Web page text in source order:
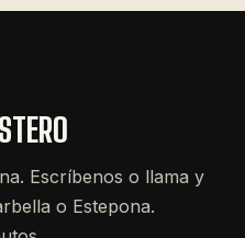
Escríbenos o llama y
o Estepona.